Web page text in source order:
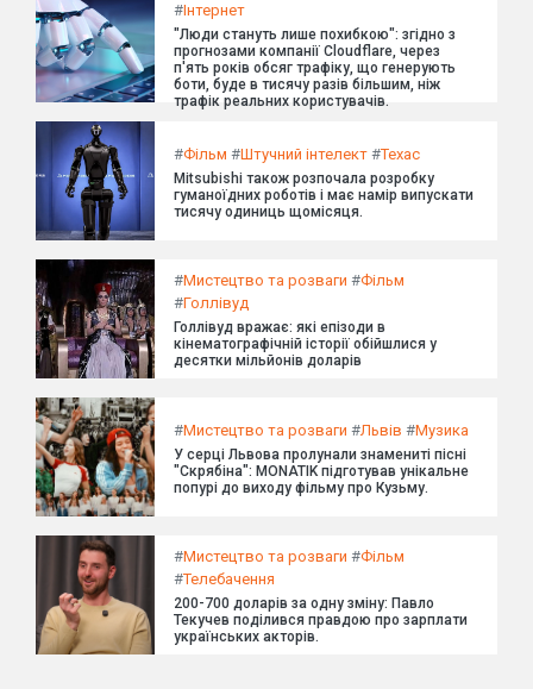
#Інтернет
"Люди стануть лише похибкою": згідно з
прогнозами компанії Cloudflare, через
п'ять років обсяг трафіку, що генерують
боти, буде в тисячу разів більшим, ніж
трафік реальних користувачів.
#Фільм #Штучний інтелект #Техас
Mitsubishi також розпочала розробку
гуманоїдних роботів і має намір випускати
тисячу одиниць щомісяця.
#Мистецтво та розваги #Фільм
#Голлівуд
Голлівуд вражає: які епізоди в
кінематографічній історії обійшлися у
десятки мільйонів доларів
#Мистецтво та розваги #Львів #Музика
У серці Львова пролунали знамениті пісні
"Скрябіна": MONATIK підготував унікальне
попурі до виходу фільму про Кузьму.
#Мистецтво та розваги #Фільм
#Телебачення
200-700 доларів за одну зміну: Павло
Текучев поділився правдою про зарплати
українських акторів.